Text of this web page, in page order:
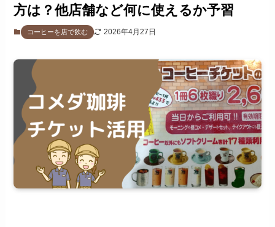
方は？他店舗など何に使えるか予習
コーヒーを店で飲む 2026年4月27日